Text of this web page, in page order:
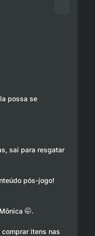
possa se
sai para resgatar
pós-jogo!
🤭.
itens nas